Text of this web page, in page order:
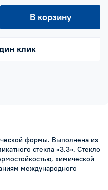
В корзину
клик
формы. Выполнена из
стекла «3.3». Стекло
химической
международного